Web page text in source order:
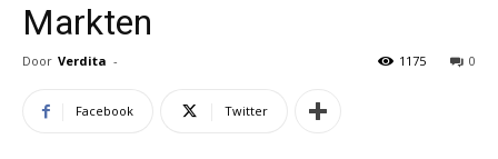
Markten
Door Verdita - 0
1175
Facebook Twitter